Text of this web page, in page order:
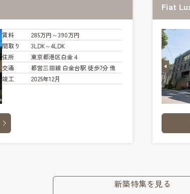
賃料
285万円～390万円
間取り
3LDK～4LDK
住所
東京都港区白金４
交通
都営三田線 白金台駅 徒歩7分 他
竣工
2025年12月
Fiat
新築特集を見る